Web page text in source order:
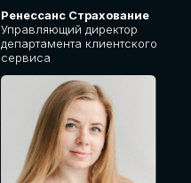
Ренессанс Страхование
Управляющий директор
департамента клиентского
сервиса